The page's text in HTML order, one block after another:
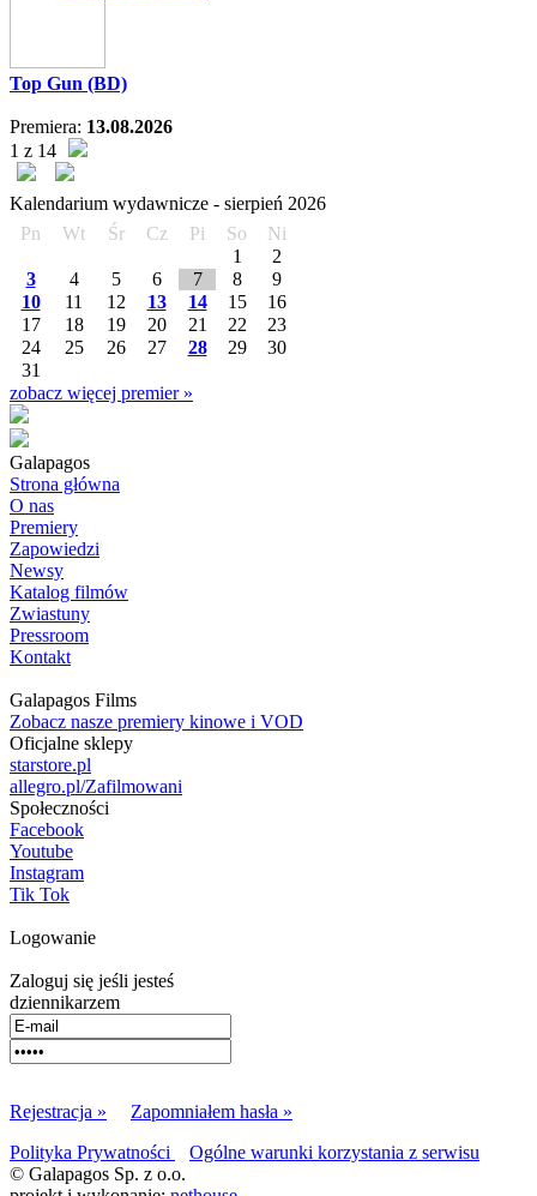
Top Gun (BD)
Premiera: 13.08.2026
1 z 14
Kalendarium wydawnicze - sierpień 2026
Pn
Wt Śr Cz Pi So
Ni
1
2
3
4 5 6 7 8
9
10
11 12 13 14 15
16
17
18 19 20 21 22
23
24
25 26 27 28 29
30
31
zobacz więcej premier »
Galapagos
Strona główna
O nas
Premiery
Zapowiedzi
Newsy
Katalog filmów
Zwiastuny
Pressroom
Kontakt
Galapagos Films
Zobacz nasze premiery kinowe i VOD
Oficjalne sklepy
starstore.pl
allegro.pl/Zafilmowani
Społeczności
Facebook
Youtube
Instagram
Tik Tok
Logowanie
Zaloguj się jeśli jesteś
dziennikarzem
Rejestracja »
Zapomniałem hasła »
Polityka Prywatności
Ogólne warunki korzystania z serwisu
© Galapagos Sp. z o.o.